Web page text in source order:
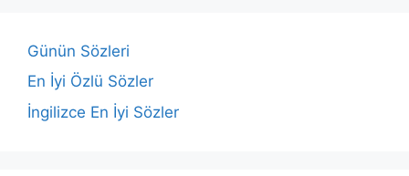
Günün Sözleri
En İyi Özlü Sözler
İngilizce En İyi Sözler